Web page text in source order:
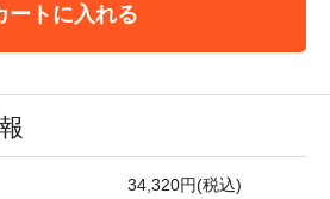
ートに入れる
34,320円(税込)